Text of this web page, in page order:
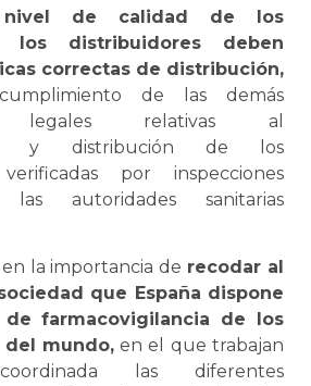
nivel de calidad de los
los distribuidores deben
correctas de distribución,
de las demás
legales relativas al
y distribución de los
verificadas por inspecciones
autoridades sanitarias
la importancia de recodar al
que España dispone
farmacovigilancia de los
del mundo,en el que trabajan
las diferentes